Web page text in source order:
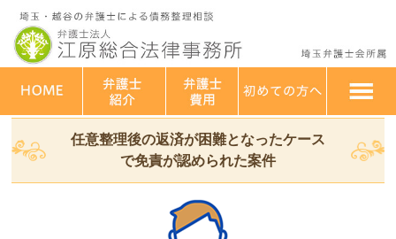
埼玉・越谷 弁護士法人江原総合法律事務所>解決事例>
自己破産
任意整理後の返済が困難となったケースで免責が認められた案件
任意整理後の返済が困難となったケース
で免責が認められた案件